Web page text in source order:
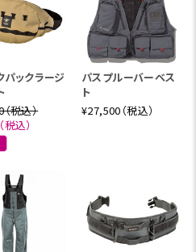
パックラージ
税込）
込）
パスプルーバーベス
ト
¥27,500（税込）